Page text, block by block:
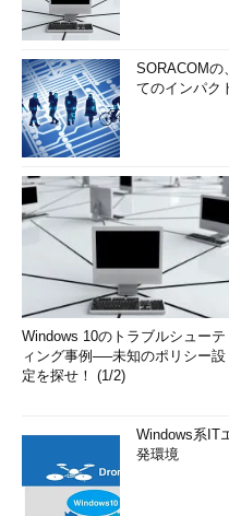
SORACOMの
てのインパク
Windows 10のトラブルシューテ
ィング事例──未知のポリシー設
定を探せ！ (1/2)
Windows系IT
発環境